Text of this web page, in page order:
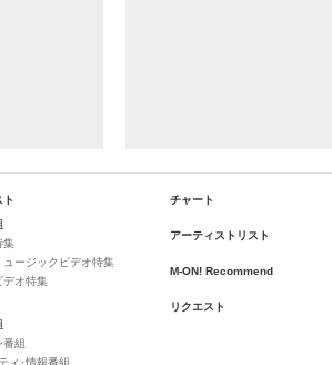
集
ュージックビデオ特集
デオ特集
番組
ィ･情報番組
チャート
アーティストリスト
M-ON! Recommend
リクエスト